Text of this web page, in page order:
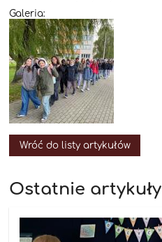
Galeria:
Wróć do listy artykułów
Ostatnie artykuły